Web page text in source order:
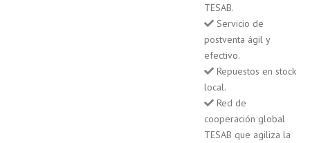
TESAB.
Servicio de
postventa ágil y
efectivo.
Repuestos en stock
local.
Red de
cooperación global
TESAB que agiliza la